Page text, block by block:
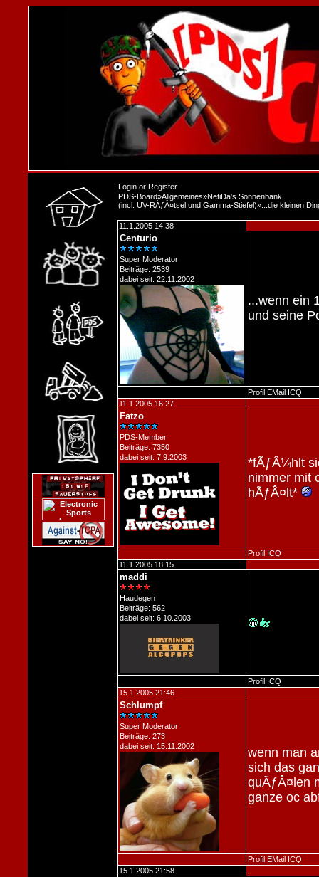
Login or Register
PDS-Board»Allgemeines»NetiDa's Sonnenbank
(incl. UV-RÃƒÂ¤tsel und Gamma-Stiefel)» ...die kleinen
11.1.2005 14:38
Centurio
Super Moderator
Beiträge: 2539
dabei seit: 22.11.2002
...wenn ein
und seine
Profil EMail ICQ
11.1.2005 16:27
Fatzo
PDS-Member
Beiträge: 7350
dabei seit: 7.9.2003
*fÃƒÂ¼hlt
nimmer mit
hÃƒÂ¤lt*
Profil ICQ
11.1.2005 18:15
maddi
Haudegen
Beiträge: 562
dabei seit: 6.10.2003
Profil ICQ
15.1.2005 21:46
Schlumpf
Super Moderator
Beiträge: 273
dabei seit: 15.11.2002
wenn man
sich das
quÃƒÂ¤len
ganze oc
Profil EMail ICQ
15.1.2005 21:58